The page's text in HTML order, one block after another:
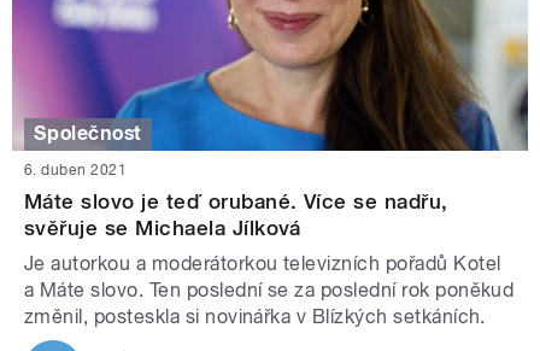
Společnost
6. duben 2021
Máte slovo je teď orubané. Více se nadřu,
svěřuje se Michaela Jílková
Je autorkou a moderátorkou televizních pořadů Kotel
a Máte slovo. Ten poslední se za poslední rok poněkud
změnil, posteskla si novinářka v Blízkých setkáních.